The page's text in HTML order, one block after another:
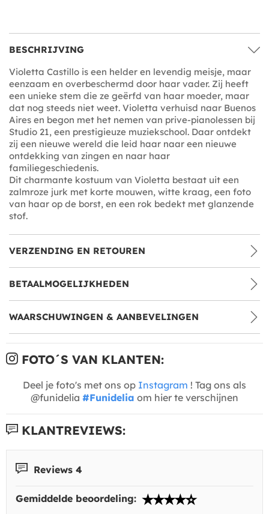
BESCHRIJVING
Violetta Castillo is een helder en levendig meisje, maar
eenzaam en overbeschermd door haar vader. Zij heeft
een unieke stem die ze geërfd van haar moeder, maar
dat nog steeds niet weet. Violetta verhuisd naar Buenos
Aires en begon met het nemen van prive-pianolessen bij
Studio 21, een prestigieuze muziekschool. Daar ontdekt
zij een nieuwe wereld die leid haar naar een nieuwe
ontdekking van zingen en naar haar
familiegeschiedenis.
Dit charmante kostuum van Violetta bestaat uit een
zalmroze jurk met korte mouwen, witte kraag, een foto
van haar op de borst, en een rok bedekt met glanzende
stof.
VERZENDING EN RETOUREN
BETAALMOGELIJKHEDEN
WAARSCHUWINGEN & AANBEVELINGEN
FOTO´S VAN KLANTEN:
Deel je foto's met ons op Instagram ! Tag ons als
@funidelia #Funidelia om hier te verschijnen
KLANTREVIEWS:
Reviews 4
Gemiddelde beoordeling: